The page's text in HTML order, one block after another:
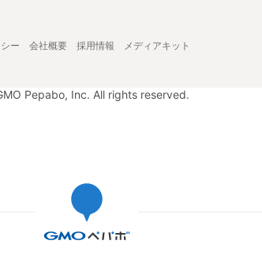
ー 会社概要 採用情報 メディアキット
Pepabo, Inc. All rights reserved.